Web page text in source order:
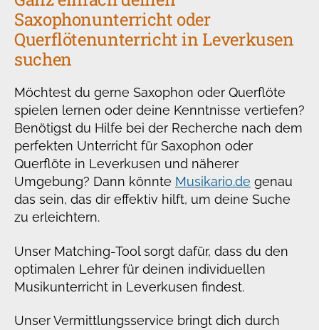
Saxophonunterricht oder
Querflötenunterricht in Leverkusen
suchen
Möchtest du gerne Saxophon oder Querflöte
spielen lernen oder deine Kenntnisse vertiefen?
Benötigst du Hilfe bei der Recherche nach dem
perfekten Unterricht für Saxophon oder
Querflöte in Leverkusen und näherer
Umgebung? Dann könnte Musikario.de genau
das sein, das dir effektiv hilft, um deine Suche
zu erleichtern.
Unser Matching-Tool sorgt dafür, dass du den
optimalen Lehrer für deinen individuellen
Musikunterricht in Leverkusen findest.
Unser Vermittlungsservice bringt dich durch